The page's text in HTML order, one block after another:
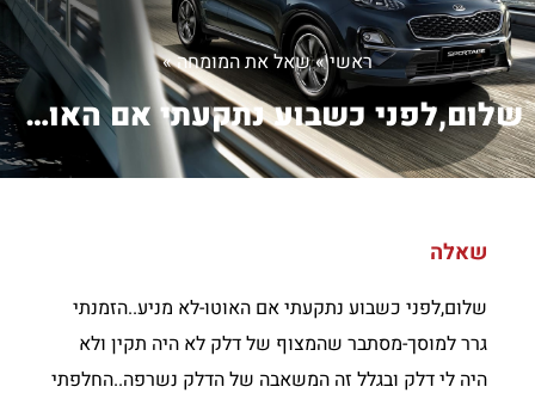
ראשי»שאל את המומחה»
שלום,לפני כשבוע נתקעתי אם האוטו-לא מנ...
שאלה
שלום,לפני כשבוע נתקעתי אם האוטו-לא מניע..הזמנתי
גרר למוסך-מסתבר שהמצוף של דלק לא היה תקין ולא
היה לי דלק ובגלל זה המשאבה של הדלק נשרפה..החלפתי